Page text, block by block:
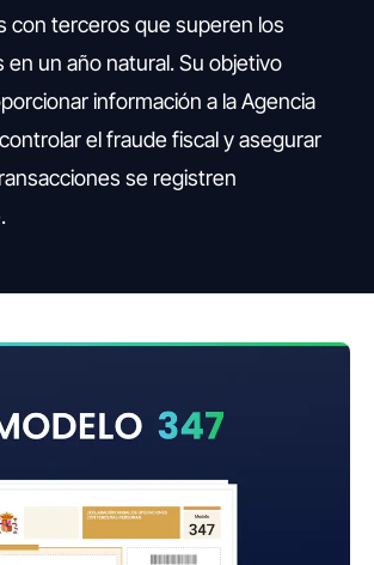
con terceros que superen los
un año natural. Su objetivo
información a la Agencia
el fraude fiscal y asegurar
se registren